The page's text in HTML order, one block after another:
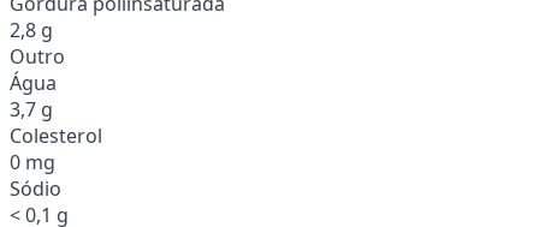
2,8 g
Outro
Água
3,7 g
Colesterol
0 mg
Sódio
< 0,1 g